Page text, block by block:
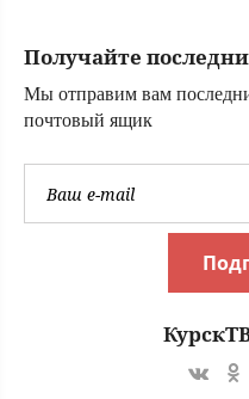
Получайте
Мы отправим вам
почтовый ящик